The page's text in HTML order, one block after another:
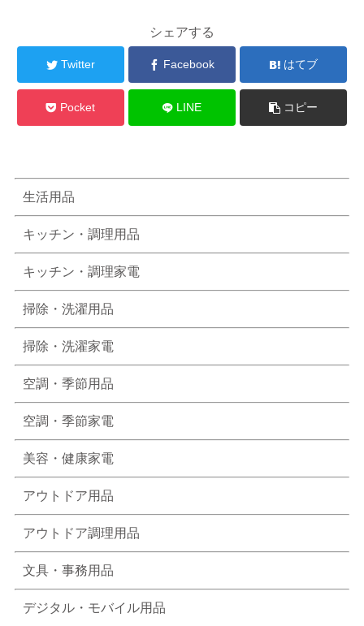
シェアする
Twitter Facebook はてブ
Pocket LINE コピー
生活用品
キッチン・調理用品
キッチン・調理家電
掃除・洗濯用品
掃除・洗濯家電
空調・季節用品
空調・季節家電
美容・健康家電
アウトドア用品
アウトドア調理用品
文具・事務用品
デジタル・モバイル用品